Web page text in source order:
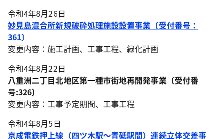
令和4年8月26日
妙見島混合所新規破砕処理施設設置事業〔受付番号：
361〕
変更内容：施工計画、工事工程、緑化計画
令和4年8月22日
八重洲二丁目北地区第一種市街地再開発事業〔受付番
号:326〕
変更内容：工事予定期間、工事工程
令和4年8月5日
京成電鉄押上線（四ツ木駅～青砥駅間）連続立体交差事